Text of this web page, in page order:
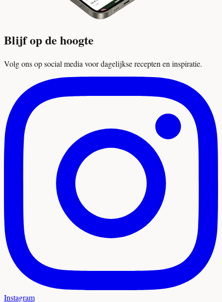
Blijf op de hoogte
Volg ons op social media voor dagelijkse recepten en inspiratie.
Instagram